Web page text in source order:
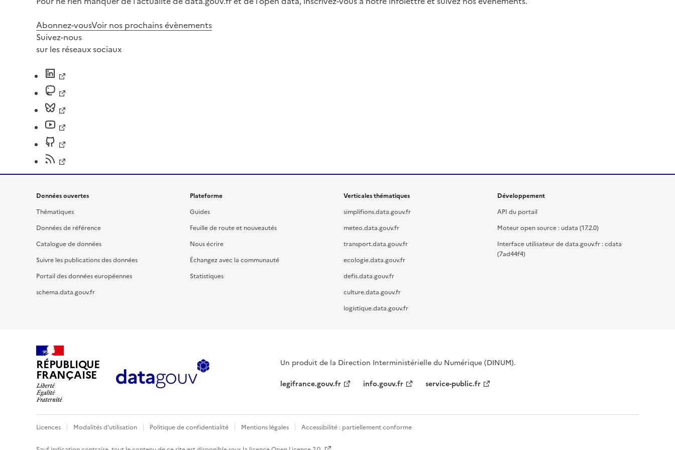
Abonnez-vousVoir nos prochains évènements
Suivez-nous
sur les réseaux sociaux
Données ouvertes
Thématiques
Données de référence
Catalogue de données
Suivre les publications des données
Portail des données européennes
schema.data.gouv.fr
Plateforme
Guides
Feuille de route et nouveautés
Nous écrire
Échangez avec la communauté
Statistiques
Verticales thématiques
simplifions.data.gouv.fr
meteo.data.gouv.fr
transport.data.gouv.fr
ecologie.data.gouv.fr
defis.data.gouv.fr
culture.data.gouv.fr
logistique.data.gouv.fr
Développement
API du portail
Moteur open source : udata (17.2.0)
Interface utilisateur de data.gouv.fr : cdata
(7ad44f4)
RÉPUBLIQUE
FRANÇAISE
Un produit de la Direction Interministérielle du Numérique (DINUM).
legifrance.gouv.fr
info.gouv.fr service-public.fr
Licences Modalités d'utilisation Politique de confidentialité Mentions légales Accessibilité : partiellement conforme